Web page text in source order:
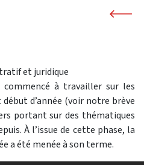
et juridique
à travailler sur les
d’année (voir notre brève
portant sur des thématiques
À l’issue de cette phase, la
a été menée à son terme.